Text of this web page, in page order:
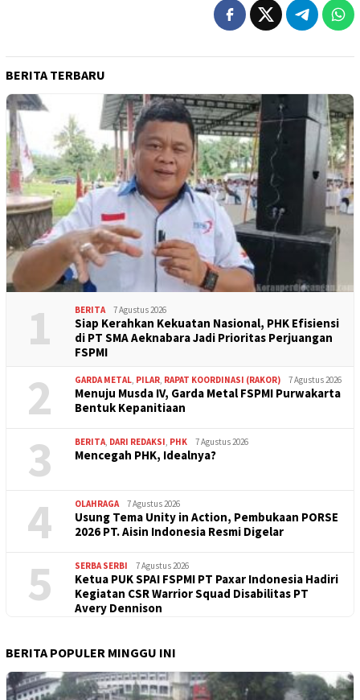
BERITA TERBARU
1 BERITA 7 Agustus 2026
Siap Kerahkan Kekuatan Nasional, PHK Efisiensi
di PT SMA Aeknabara Jadi Prioritas Perjuangan
FSPMI
2 GARDA METAL PILAR RAPAT KOORDINASI (RAKOR) 7 Agustus 2026
Menuju Musda IV, Garda Metal FSPMI Purwakarta
Bentuk Kepanitiaan
3 BERITA DARI REDAKSI PHK 7 Agustus 2026
Mencegah PHK, Idealnya?
4 OLAHRAGA 7 Agustus 2026
Usung Tema Unity in Action, Pembukaan PORSE
2026 PT. Aisin Indonesia Resmi Digelar
5 SERBA SERBI 7 Agustus 2026
Ketua PUK SPAI FSPMI PT Paxar Indonesia Hadiri
Kegiatan CSR Warrior Squad Disabilitas PT
Avery Dennison
BERITA POPULER MINGGU INI